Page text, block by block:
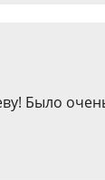
Было